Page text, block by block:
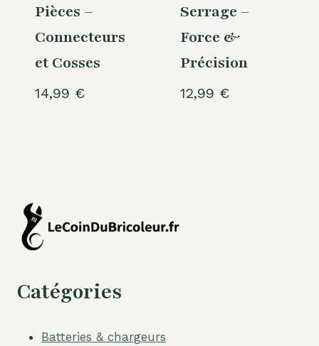
Pièces –
Connecteurs
et Cosses
14,99 €
Serrage –
Force &
Précision
12,99 €
Catégories
Batteries & chargeurs